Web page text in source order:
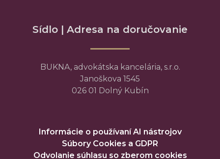
Sídlo | Adresa na doručovanie
BUKNA, advokátska kancelária, s.r.o.
Janoškova 1545
026 01 Dolný Kubín
Informácie o používaní AI nástrojov
Súbory Cookies a GDPR
Odvolanie súhlasu so zberom cookies